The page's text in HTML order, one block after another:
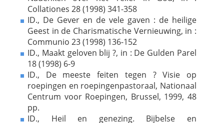
Collationes 28 (1998) 341-358
ID., De Gever en de vele gaven : de heilige
Geest in de Charismatische Vernieuwing, in :
Communio 23 (1998) 136-152
ID., Maakt geloven blij ?, in : De Gulden Parel
18 (1998) 6-9
ID., De meeste feiten tegen ? Visie op
roepingen en roepingenpastoraal, Nationaal
Centrum voor Roepingen, Brussel, 1999, 48
pp.
ID., Heil en genezing. Bijbelse en